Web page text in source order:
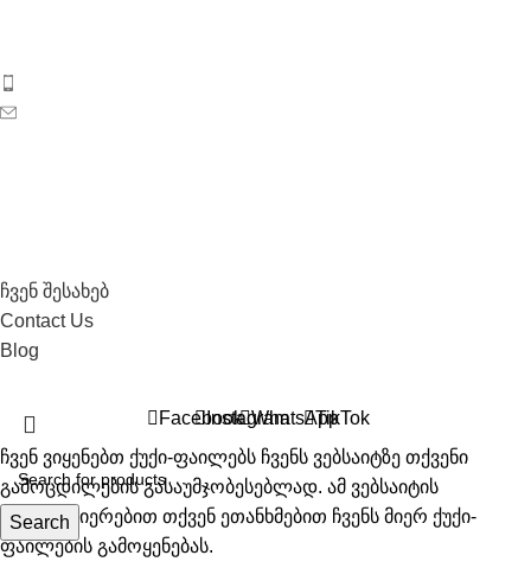
ჩვენ შესახებ
Contact Us
Blog
Search
FacebookInstagramWhatsAppTikTok
ჩვენ ვიყენებთ ქუქი-ფაილებს ჩვენს ვებსაიტზე თქვენი
გამოცდილების გასაუმჯობესებლად. ამ ვებსაიტის
დათვალიერებით თქვენ ეთანხმებით ჩვენს მიერ ქუქი-
ფაილების გამოყენებას.